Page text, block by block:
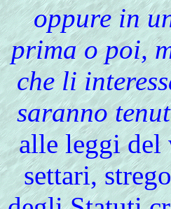
oppure in
prima o poi,
che li
saranno
alle leggi del
settari,